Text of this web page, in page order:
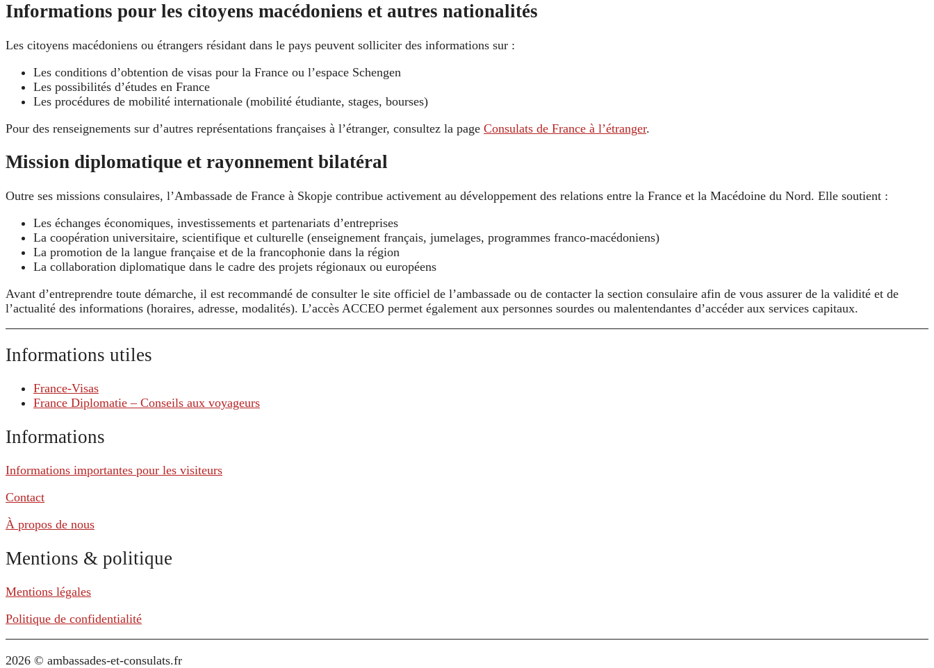
Informations pour les citoyens macédoniens et autres nationalités
Les citoyens macédoniens ou étrangers résidant dans le pays peuvent solliciter des informations sur :
Les conditions d’obtention de visas pour la France ou l’espace Schengen
Les possibilités d’études en France
Les procédures de mobilité internationale (mobilité étudiante, stages, bourses)
Pour des renseignements sur d’autres représentations françaises à l’étranger, consultez la page Consulats de France à l’étranger.
Mission diplomatique et rayonnement bilatéral
Outre ses missions consulaires, l’Ambassade de France à Skopje contribue activement au développement des relations entre la France et la Macédoine du Nord. Elle soutient :
Les échanges économiques, investissements et partenariats d’entreprises
La coopération universitaire, scientifique et culturelle (enseignement français, jumelages, programmes franco-macédoniens)
La promotion de la langue française et de la francophonie dans la région
La collaboration diplomatique dans le cadre des projets régionaux ou européens
Avant d’entreprendre toute démarche, il est recommandé de consulter le site officiel de l’ambassade ou de contacter la section consulaire afin de vous assurer de la validité et de
l’actualité des informations (horaires, adresse, modalités). L’accès ACCEO permet également aux personnes sourdes ou malentendantes d’accéder aux services capitaux.
Informations utiles
France-Visas
France Diplomatie – Conseils aux voyageurs
Informations
Informations importantes pour les visiteurs
Contact
À propos de nous
Mentions & politique
Mentions légales
Politique de confidentialité
2026 © ambassades-et-consulats.fr